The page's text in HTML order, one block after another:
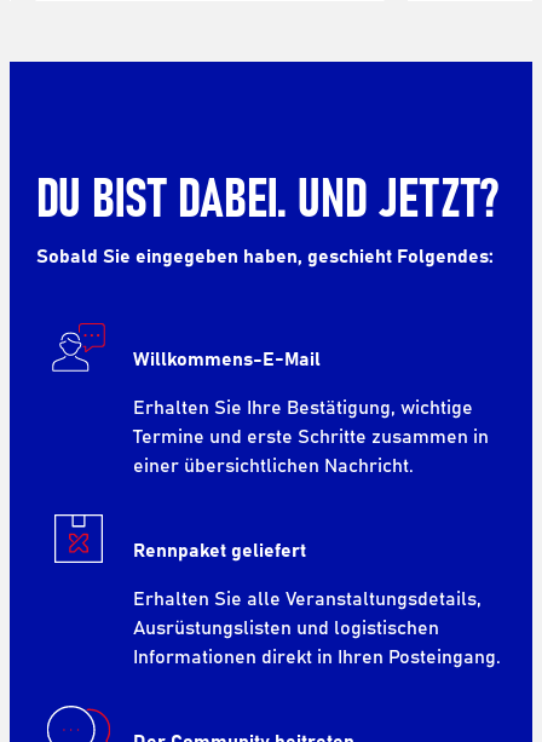
DU BIST DABEI. UND JETZT?
Sobald Sie eingegeben haben, geschieht Folgendes:
Willkommens-E-Mail
Erhalten Sie Ihre Bestätigung, wichtige
Termine und erste Schritte zusammen in
einer übersichtlichen Nachricht.
Rennpaket geliefert
Erhalten Sie alle Veranstaltungsdetails,
Ausrüstungslisten und logistischen
Informationen direkt in Ihren Posteingang.